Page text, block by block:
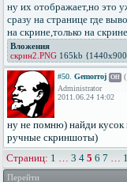
ну их отображает,но это
сразу на странице где
на скрине,только на
Вложения
скрин2.PNG 165kb
#50. Gemorroj Off
Administrator
2011.06.24 14:02
ну не помню) найди кусок
ручные скриншоты)
Страниц: 1 … 3 4 5 6 7 …
Перейти